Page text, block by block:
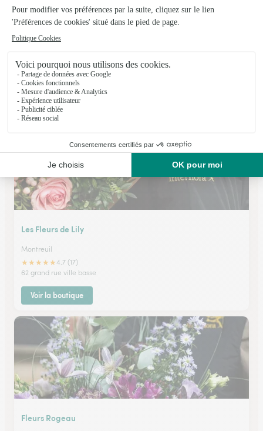
Art Flor’anne
Auxi le Chateau
★★★★★4.4 (26)
30, place de l'Hôtel de Ville
Voir la boutique
Les Fleurs de Lily
Montreuil
★★★★★4.7 (17)
62 grand rue ville basse
Voir la boutique
Fleurs Rogeau